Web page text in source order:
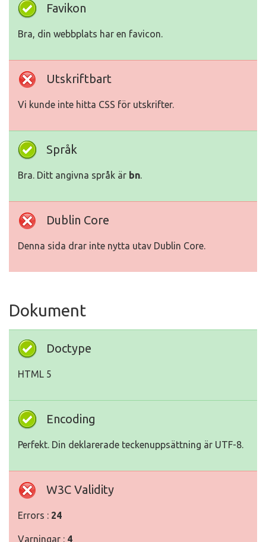
Favikon
Bra, din webbplats har en favicon.
Utskriftbart
Vi kunde inte hitta CSS för utskrifter.
Språk
Bra. Ditt angivna språk är bn.
Dublin Core
Denna sida drar inte nytta utav Dublin Core.
Dokument
Doctype
HTML 5
Encoding
Perfekt. Din deklarerade teckenuppsättning är UTF-8.
W3C Validity
Errors : 24
Varningar : 4